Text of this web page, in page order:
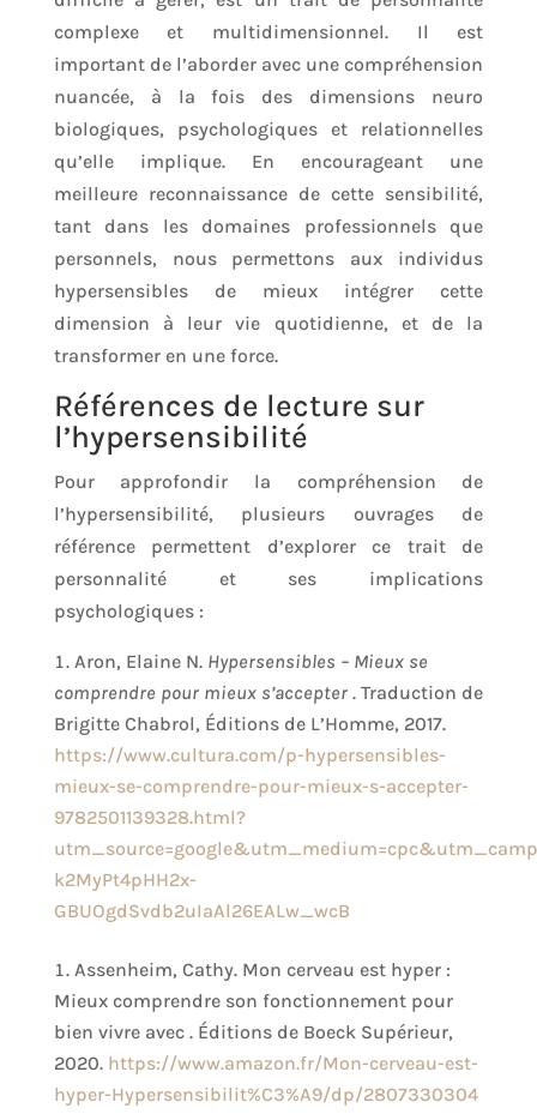
complexe et multidimensionnel. Il est
important de l’aborder avec une compréhension
nuancée, à la fois des dimensions neuro
biologiques, psychologiques et relationnelles
qu’elle implique. En encourageant une
meilleure reconnaissance de cette sensibilité,
tant dans les domaines professionnels que
personnels, nous permettons aux individus
hypersensibles de mieux intégrer cette
dimension à leur vie quotidienne, et de la
transformer en une force.
Références de lecture sur
l’hypersensibilité
Pour approfondir la compréhension de
l’hypersensibilité, plusieurs ouvrages de
référence permettent d’explorer ce trait de
personnalité et ses implications
psychologiques :
Aron, Elaine N. Hypersensibles – Mieux se
comprendre pour mieux s’accepter. Traduction de
Brigitte Chabrol, Éditions de L’Homme, 2017.
https://www.cultura.com/p-hypersensibles-
mieux-se-comprendre-pour-mieux-s-accepter-
9782501139328.html?
k2MyPt4pHH2x-
GBUOgdSvdb2uIaAl26EALw_wcB
Assenheim, Cathy. Mon cerveau est hyper :
Mieux comprendre son fonctionnement pour
bien vivre avec . Éditions de Boeck Supérieur,
2020. https://www.amazon.fr/Mon-cerveau-est-
hyper-Hypersensibilit%C3%A9/dp/2807330304